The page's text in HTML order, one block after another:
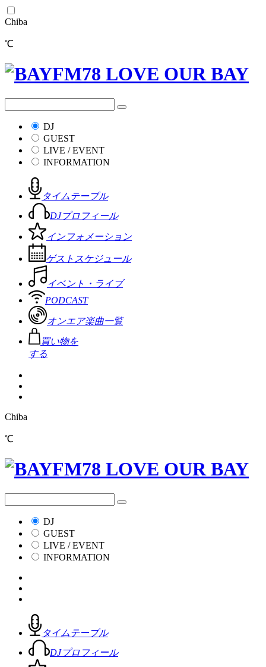
Chiba
℃
DJ
GUEST
LIVE / EVENT
INFORMATION
タイムテーブル
DJプロフィール
インフォメーション
ゲストスケジュール
イベント・ライブ
PODCAST
オンエア楽曲一覧
買い物を
する
Chiba
℃
DJ
GUEST
LIVE / EVENT
INFORMATION
タイムテーブル
DJプロフィール